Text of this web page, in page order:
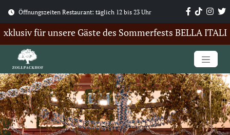
Öffnungszeiten Restaurant: täglich 12 bis 23 Uhr
für unsere Gäste des Sommerfests BELLA